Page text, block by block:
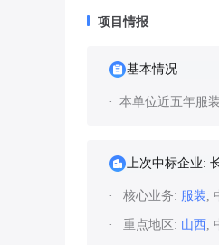
项目情报
基本情况
本单位近五年服
上次中标企业:
核心业务: 服装,
重点地区: 山西,